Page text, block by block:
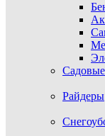
Райдеры